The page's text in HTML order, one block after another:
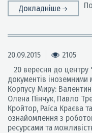
Докладніше
20.09.2015
2105
20 вересня до центру
документів іноземними
Корпусу Миру:
Олена Пінчук, Павло
Кройтор, Раїса Краєва
ознайомлення з
ресурсами та